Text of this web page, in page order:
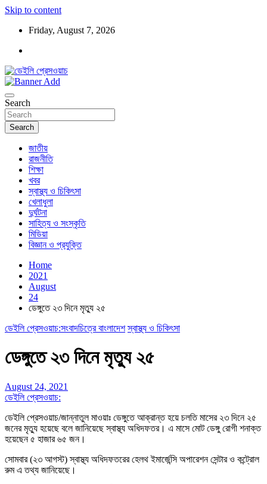
Skip to content
Friday, August 7, 2026
ডেইলি প্রেসওয়াচ
Search
Search
জাতীয়
রাজনীতি
শিক্ষা
খবর
স্বাস্থ্য ও চিকিৎসা
খেলাধুলা
দুর্ঘটনা
সাহিত্য ও সংস্কৃতি
মিডিয়া
বিজ্ঞান ও প্রযুক্তি
Home
2021
August
24
ডেঙ্গুতে ২৩ দিনে মৃত্যু ২৫
ডেইলি প্রেসওয়াচ:সংবাদচিত্রে বাংলাদেশ স্বাস্থ্য ও চিকিৎসা
ডেঙ্গুতে ২৩ দিনে মৃত্যু ২৫
August 24, 2021
ডেইলি প্রেসওয়াচ:
ডেইলি প্রেসওয়াচ/জান্নাতুল মাওয়াঃ ডেঙ্গুতে আক্রান্ত হয়ে চলতি মাসের ২৩ দিনে ২৫
জনের মৃত্যু হয়েছে বলে জানিয়েছে স্বাস্থ্য অধিদফতর। এ মাসে মোট ডেঙ্গু রোগী শনাক্ত
হয়েছেন ৫ হাজার ৬৫ জন।
সোমবার (২৩ আগস্ট) স্বাস্থ্য অধিদফতরের হেলথ ইমার্জেন্সি অপারেশন সেন্টার ও কন্ট্রোল
রুম এ তথ্য জানিয়েছে।